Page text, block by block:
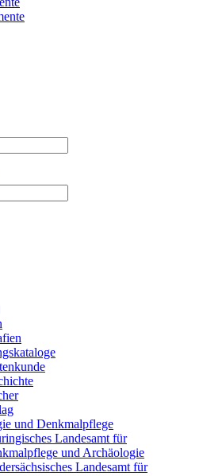
und Denkmalpflege
Landesamt für
und Archäologie
Landesamt für